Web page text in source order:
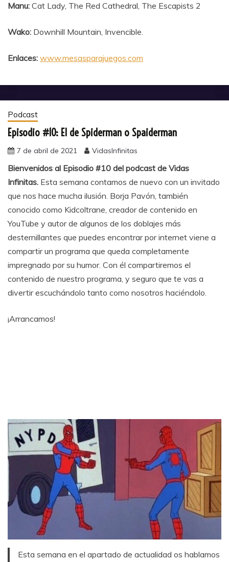
Manu: Cat Lady, The Red Cathedral, The Escapists 2
Wako: Downhill Mountain, Invencible.
Enlaces: www.mesasparajuegos.com
Podcast
Episodio #10: El de Spiderman o Spaiderman
7 de abril de 2021 VidasInfinitas
Bienvenidos al Episodio #10 del podcast de Vidas
Infinitas. Esta semana contamos de nuevo con un invitado
que nos hace mucha ilusión. Borja Pavón, también
conocido como Kidcoltrane, creador de contenido en
YouTube y autor de algunos de los doblajes más
desternillantes que puedes encontrar por internet viene a
compartir un programa que queda completamente
impregnado por su humor. Con él compartiremos el
contenido de nuestro programa, y seguro que te vas a
divertir escuchándolo tanto como nosotros haciéndolo.
¡Arrancamos!
Esta semana en el apartado de actualidad os hablamos